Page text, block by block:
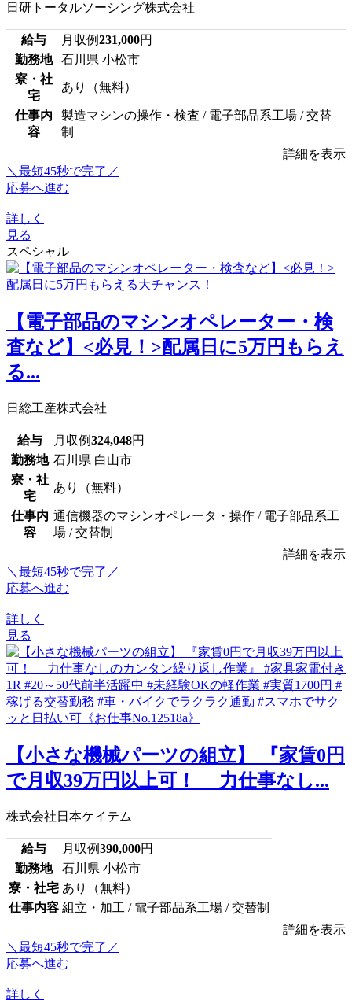
日研トータルソーシング株式会社
給与 月収例231,000円
勤務地
石川県 小松市
寮・社
宅
あり（無料）
仕事内
容
製造マシンの操作・検査 / 電子部品系工場 / 交替
制
詳細を表示
＼最短45秒で完了／
応募へ進む
詳しく
見る
スペシャル
【電子部品のマシンオペレーター・検
査など】<必見！>配属日に5万円もらえ
る...
日総工産株式会社
給与 月収例324,048円
勤務地 石川県 白山市
寮・社
宅
あり（無料）
仕事内
容
通信機器のマシンオペレータ・操作 / 電子部品系工
場 / 交替制
詳細を表示
＼最短45秒で完了／
応募へ進む
詳しく
見る
【小さな機械パーツの組立】 『家賃0円
で月収39万円以上可！ 力仕事なし...
株式会社日本ケイテム
給与 月収例390,000円
勤務地
石川県 小松市
寮・社宅 あり（無料）
仕事内容 組立・加工 / 電子部品系工場 / 交替制
詳細を表示
＼最短45秒で完了／
応募へ進む
詳しく